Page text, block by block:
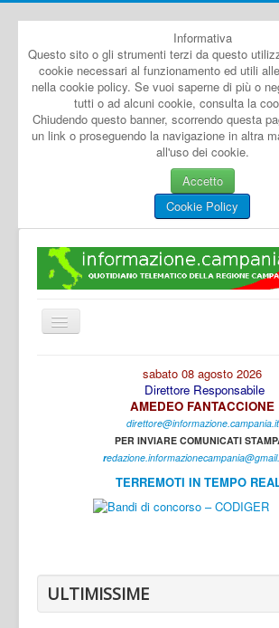
Informativa
Questo sito o gli strumenti terzi da questo
cookie necessari al funzionamento ed utili
nella cookie policy. Se vuoi saperne di più o
tutti o ad alcuni cookie, consulta la
Chiudendo questo banner, scorrendo questa
un link o proseguendo la navigazione in altra
all'uso dei cookie.
Accetto
Cookie Policy
Cambia
navigazione
Caserta
sabato 08 agosto 2026
Direttore Responsabile
AMEDEO FANTACCIONE
direttore@informazione.campania.it
PER INVIARE COMUNICATI
r
TERREMOTI IN TEMPO
ULTIMISSIME